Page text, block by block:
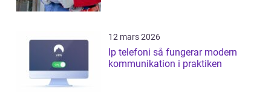
12 mars 2026
Ip telefoni så fungerar modern
kommunikation i praktiken